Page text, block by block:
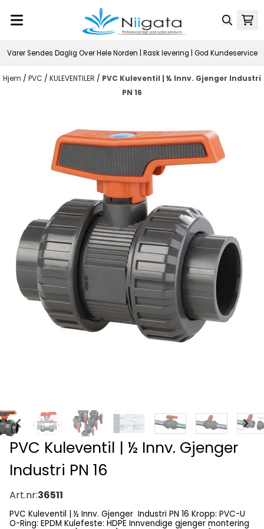
Varer Sendes Daglig Over Hele Norden | Rask levering | God Kundeservice
Hjem / PVC / KULEVENTILER / PVC Kuleventil | ½ Innv. Gjenger Industri
PN 16
PVC Kuleventil | ½ Innv. Gjenger
Industri PN 16
Art.nr:36511
PVC Kuleventil | ½ Innv. Gjenger Industri PN 16 Kropp: PVC-U
O-Ring: EPDM Kulefeste: HDPE Innvendige gjenger montering